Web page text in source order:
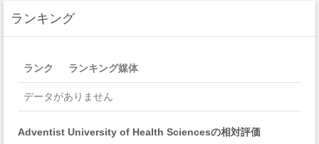
ランキング
ランク ランキング媒体
データがありません
Adventist University of Health Sciencesの相対評価